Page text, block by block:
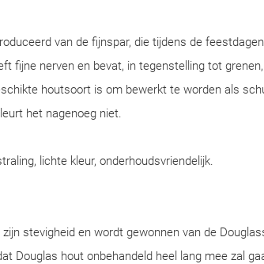
van de fijnspar, die tijdens de
fijne nerven en bevat, in tegenstelling tot
houtsoort is om bewerkt te worden als
het nagenoeg niet.
lichte kleur, onderhoudsvriendelijk.
stevigheid en wordt gewonnen van de
Douglas hout onbehandeld heel lang mee zal